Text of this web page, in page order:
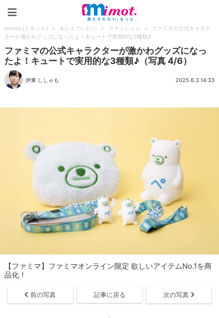
mimot.(ミモット) > キレイでいたい > ファッション >
ファミマの公式キャラク
ターが激かわグッズになったよ！キュートで実用的な3種類♪
ファミマの公式キャラクターが激かわグッズになっ
たよ！キュートで実用的な3種類♪（写真 4/6）
伊東 ししゃも 2025.6.3 14:33
【ファミマ】ファミマオンライン限定 欲しいアイテムNo.1を商
品化！
前の写真 記事に戻る 次の写真